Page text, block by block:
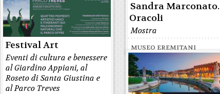
Sandra Marconato.
Oracoli
Mostra
MUSEO EREMITANI
Festival Art
Eventi di cultura e benessere
al Giardino Appiani, al
Roseto di Santa Giustina e
al Parco Treves